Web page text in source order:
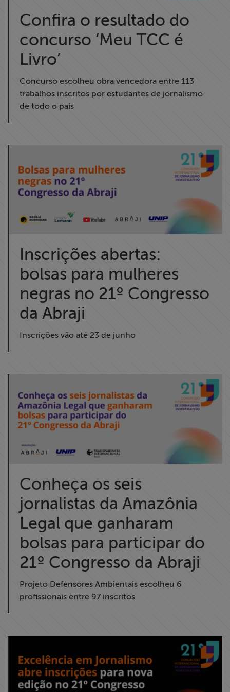
Confira o resultado do
concurso ‘Meu TCC é
Livro’
Concurso escolheu obra vencedora entre 113
trabalhos inscritos por estudantes de jornalismo
de todo o país
Inscrições abertas:
bolsas para mulheres
negras no 21º Congresso
da Abraji
Inscrições vão até 23 de junho
Conheça os seis
jornalistas da Amazônia
Legal que ganharam
bolsas para participar do
21º Congresso da Abraji
Projeto Defensores Ambientais escolheu 6
profissionais entre 97 inscritos